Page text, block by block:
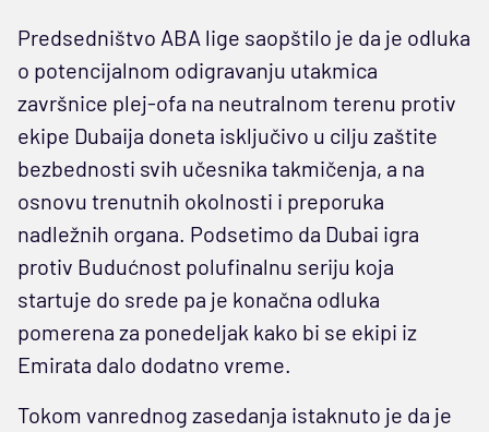
Predsedništvo ABA lige saopštilo je da je odluka
o potencijalnom odigravanju utakmica
završnice plej-ofa na neutralnom terenu protiv
ekipe Dubaija doneta isključivo u cilju zaštite
bezbednosti svih učesnika takmičenja, a na
osnovu trenutnih okolnosti i preporuka
nadležnih organa. Podsetimo da Dubai igra
protiv Budućnost polufinalnu seriju koja
startuje do srede pa je konačna odluka
pomerena za ponedeljak kako bi se ekipi iz
Emirata dalo dodatno vreme.
Tokom vanrednog zasedanja istaknuto je da je